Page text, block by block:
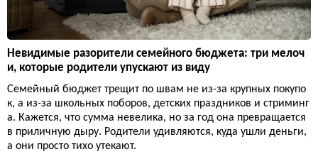
Невидимые разорители семейного бюджета: три мелоч
и, которые родители упускают из виду
Семейный бюджет трещит по швам не из-за крупных покупо
к, а из-за школьных поборов, детских праздников и стриминг
а. Кажется, что сумма невелика, но за год она превращается
в приличную дыру. Родители удивляются, куда ушли деньги,
а они просто тихо утекают.